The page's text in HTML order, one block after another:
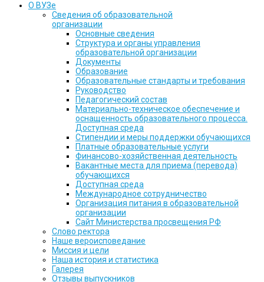
О ВУЗе
Сведения об образовательной
организации
Основные сведения
Структура и органы управления
образовательной организации
Документы
Образование
Образовательные стандарты и требования
Руководство
Педагогический состав
Материально-техническое обеспечение и
оснащенность образовательного процесса.
Доступная среда
Стипендии и меры поддержки обучающихся
Платные образовательные услуги
Финансово-хозяйственная деятельность
Вакантные места для приема (перевода)
обучающихся
Доступная среда
Международное сотрудничество
Организация питания в образовательной
организации
Сайт Министерства просвещения РФ
Слово ректора
Наше вероисповедание
Миссия и цели
Наша история и статистика
Галерея
Отзывы выпускников